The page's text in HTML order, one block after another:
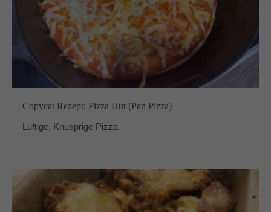
Copycat Rezept: Pizza Hut (Pan Pizza)
Luftige, Knusprige Pizza